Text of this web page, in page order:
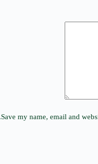
Save my name, email and